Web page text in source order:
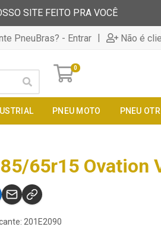
SITE FEITO PRA VOCÊ
PneuBras? - Entrar | Não é
0
PNEU MOTO PNEU OTR
65r15 Ovation
201E2090